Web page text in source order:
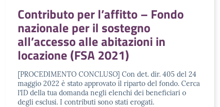
Contributo per l’affitto – Fondo
nazionale per il sostegno
all’accesso alle abitazioni in
locazione (FSA 2021)
[PROCEDIMENTO CONCLUSO] Con det. dir. 405 del 24
maggio 2022 è stato approvato il riparto del fondo. Cerca
l’ID della tua domanda negli elenchi dei beneficiari o
degli esclusi. I contributi sono stati erogati.